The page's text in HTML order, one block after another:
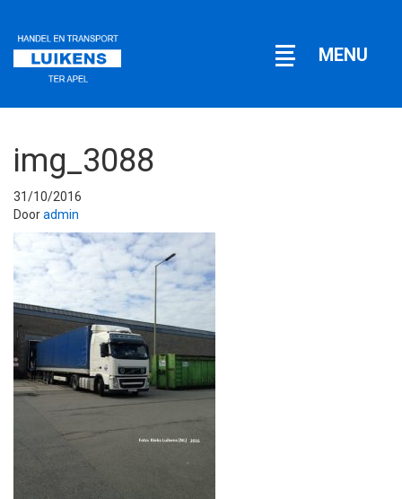
Open
MENU
img_3088
31/10/2016
Dooradmin